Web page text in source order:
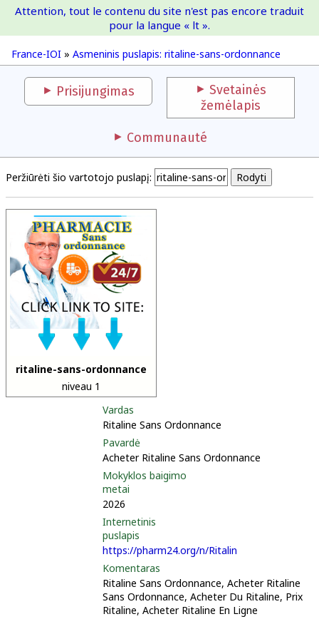
France-IOI
France-IOI » Asmeninis puslapis: ritaline-sans-ordonnance
Attention, tout le contenu du site n'est pas encore traduit
pour la langue « lt ».
Prisijungimas
Svetainės
žemėlapis
Communauté
Peržiūrėti šio vartotojo puslapį:
ritaline-sans-ordonnance
niveau 1
Vardas
Ritaline Sans Ordonnance
Pavardė
Acheter Ritaline Sans Ordonnance
Mokyklos baigimo
metai
2026
Internetinis
puslapis
https://pharm24.org/n/Ritalin
Komentaras
Ritaline Sans Ordonnance, Acheter Ritaline
Sans Ordonnance, Acheter Du Ritaline, Prix
Ritaline, Acheter Ritaline En Ligne